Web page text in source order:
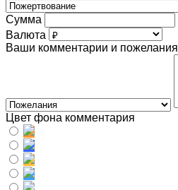
Сумма
Валюта
Ваши комментарии и пожелания
Цвет фона комментария